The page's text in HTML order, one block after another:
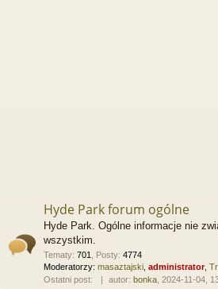
Hyde Park forum ogólne
Hyde Park. Ogólne informacje nie
wszystkim.
Tematy: 701 Posty: 4774
Moderatorzy: masaztajski administrator,
Ostatni post:
autor: bonka , 2024-11-04,